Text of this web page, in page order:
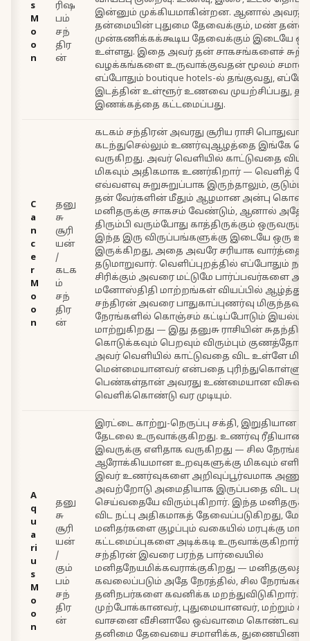
s
M
o
o
n
ரிஷ
பம்
சந்
திர
ன்
இன்னும் முக்கியமாகின்றன. ஆனால் அவரது
தன்மையின் புதுமை தேவைக்கும், மண்
முன்கணிக்கக்கூடிய தேவைக்கும் இடையே
உள்ளது. இதை அவர் தன் சாகசங்களைச்
வழக்கங்களை உருவாக்குவதன் மூலம்
எப்போதும் boutique hotels-ல் தங்குவது,
இடத்தின் உள்ளூர் உணவை முயற்சிப்பது,
இணக்கத்தை கட்டமைப்பது.
C
a
n
c
e
r
M
o
o
n
தனு
சு
சூரி
யன்
/
கடக
ம்
சந்
திர
ன்
கடகம் சந்திரன் அவரது சூரிய ராசி பொதுவாக
கடந்துசெல்லும் உணர்வுஆழத்தை இங்கே
வருகிறது. அவர் வெளியில் காட்டுவதை விட
மிகவும் அதிகமாக உணர்கிறார் — வெளித்
எவ்வளவு சுறுசுறுப்பாக இருந்தாலும்,
தன் வேர்களின் மீதும் ஆழமான அன்பு
மனிதருக்கு சாகசம் வேண்டும், ஆனால் அதே
திரும்பி வரும்போது காத்திருக்கும்
இந்த இரு விருப்பங்களுக்கு இடையே ஒரு
இருக்கிறது, அதை அவரே சரியாக
தடுமாறுவார். வெளிப்புறத்தில் எப்போதும்
சிரிக்கும் அவரை மட்டுமே பார்ப்பவர்களை
மனோஸ்திதி மாற்றங்கள் வியப்பில்
சந்திரன் அவரை பாதுகாப்புணர்வு
நேரங்களில் கொஞ்சம் கட்டிப்போடும்
மாற்றுகிறது — இது தனுசு ராசியின்
கொடுக்கவும் பெறவும் விரும்பும் குணத்தோடு
அவர் வெளியில் காட்டுவதை விட உள்ளே
மென்மையானவர் என்பதை
பெண்கள்தான் அவரது உண்மையான
வெளிக்கொண்டு வர முடியும்.
A
q
u
a
ri
u
s
M
o
o
n
தனு
சு
சூரி
யன்
/
கும்
பம்
சந்
திர
ன்
இரட்டை காற்று-நெருப்பு சக்தி, இறுதியான
தேடலை உருவாக்குகிறது. உணர்வு ரீதியான
இவருக்கு எளிதாக வருகிறது — சில
ஆரோக்கியமான உறவுகளுக்கு மிகவும்
இவர் உணர்வுகளை அறிவுப்பூர்வமாக
அவற்றோடு அமைதியாக இருப்பதை விட
செய்வதையே விரும்புகிறார். இந்த
விட நட்பு அதிகமாகத் தேவைப்படுகிறது,
மனிதர்களை குழப்பும் வகையில் மரபுக்கு
கட்டமைப்புகளை அடிக்கடி உருவாக்குகிறார்.
சந்திரன் இவரை பரந்த பார்வையில்
மனிதநேயமிக்கவராக்குகிறது —
கவலைப்படும் அதே நேரத்தில், சில
தனிநபர்களை கவனிக்க மறந்துவிடுகிறார்.
முற்போக்கானவர், புதுமையானவர், மற்றும்
வாசனை வீசினாலே ஒவ்வாமை கொண்டவர்.
தனிமை தேவையை சமாளிக்க, துணையினர்